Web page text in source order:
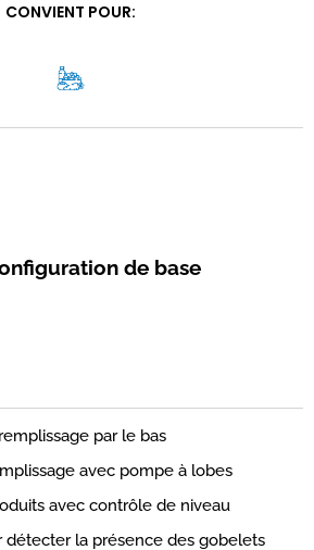
CONVIENT POUR:
de base
par le bas
avec pompe à lobes
avec contrôle de niveau
détecter la présence des gobelets